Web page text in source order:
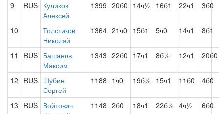
9 RUS Куликов
Алексей
1399 20б0 14ч½ 16б1 22ч1 3б0
10
Толстиков
Николай
1364 21ч0 15б1 5ч0 14ч1 8б1
11 RUS Башанов
Максим
1343 22б0 17ч1 8б½ 12ч1 20б0
12 RUS Шубин
Сергей
1188 1ч0 19б½ 15ч1 11б0 4б0
13 RUS Войтович
1148 2б0 18ч1 22б½ 4ч½ 6б0